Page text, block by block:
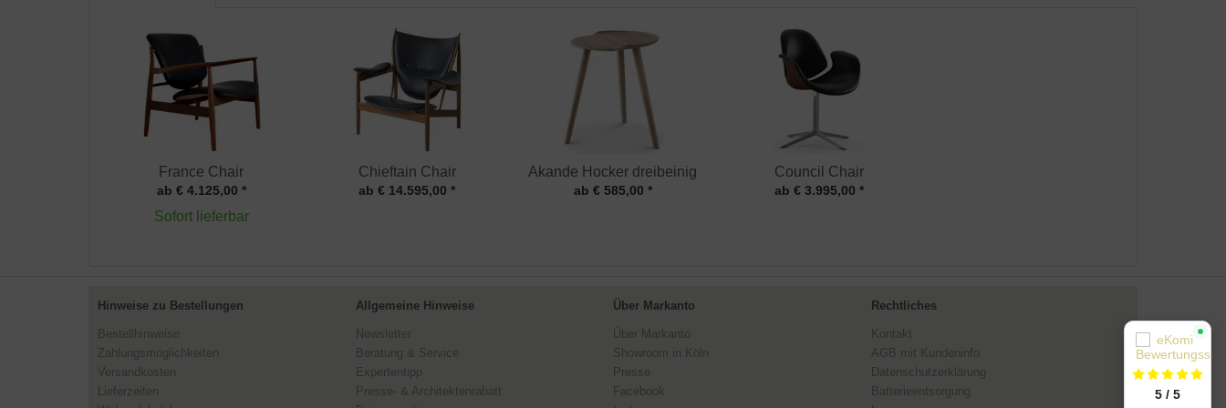
France Chair
ab € 4.125,00 *
Sofort lieferbar
Chieftain Chair
ab € 14.595,00 *
Akande Hocker dreibeinig
ab € 585,00 *
Council Chair
ab € 3.995,00 *
Hinweise zu Bestellungen
Bestellhinweise
Zahlungsmöglichkeiten
Versandkosten
Lieferzeiten
Allgemeine Hinweise
Newsletter
Beratung & Service
Expertentipp
Presse- & Architektenrabatt
Über Markanto
Über Markanto
Showroom in Köln
Presse
Facebook
Rechtliches
Kontakt
AGB mit Kundeninfo
Datenschutzerklärung
Batterieentsorgung
5 / 5